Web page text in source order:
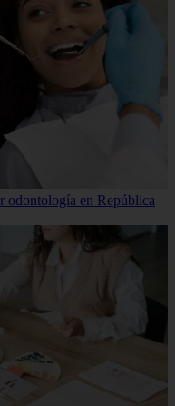
odontología en República